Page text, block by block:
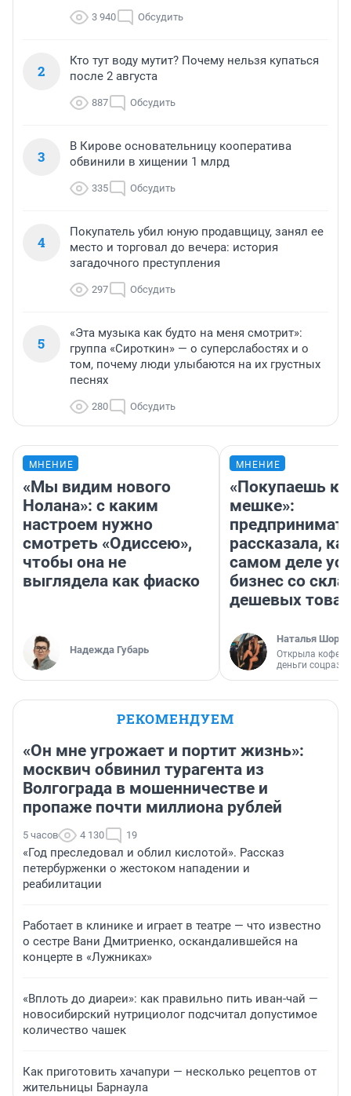
3 940 Обсудить
2
Кто тут воду мутит? Почему нельзя купаться
после 2 августа
887 Обсудить
3
В Кирове основательницу кооператива
обвинили в хищении 1 млрд
335 Обсудить
4
Покупатель убил юную продавщицу, занял ее
место и торговал до вечера: история
загадочного преступления
297 Обсудить
5
«Эта музыка как будто на меня смотрит»:
группа «Сироткин» — о суперслабостях и о
том, почему люди улыбаются на их грустных
песнях
280 Обсудить
МНЕНИЕ
«Мы видим нового
Нолана»: с каким
настроем нужно
смотреть «Одиссею»,
чтобы она не
выглядела как фиаско
Надежда Губарь
МНЕНИЕ
«Покупаешь
мешке»:
рассказала,
самом деле
бизнес со
дешевых
Наталья
Открыла
деньги
РЕКОМЕНДУЕМ
«Он мне угрожает и портит жизнь»:
москвич обвинил турагента из
Волгограда в мошенничестве и
пропаже почти миллиона рублей
5 часов 4 130 19
«Год преследовал и облил кислотой». Рассказ
петербурженки о жестоком нападении и
реабилитации
Работает в клинике и играет в театре — что известно
о сестре Вани Дмитриенко, оскандалившейся на
концерте в «Лужниках»
«Вплоть до диареи»: как правильно пить иван-чай —
новосибирский нутрициолог подсчитал допустимое
количество чашек
Как приготовить хачапури — несколько рецептов от
жительницы Барнаула